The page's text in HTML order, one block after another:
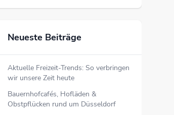
Neueste Beiträge
Aktuelle Freizeit-Trends: So verbringen
wir unsere Zeit heute
Bauernhofcafés, Hofläden &
Obstpflücken rund um Düsseldorf